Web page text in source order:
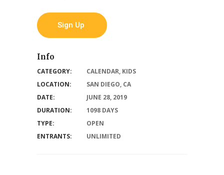
Sign Up
Info
CATEGORY: CALENDAR, KIDS
LOCATION:
SAN DIEGO, CA
DATE:
JUNE 28, 2019
DURATION:
1098 DAYS
TYPE:
OPEN
ENTRANTS:
UNLIMITED